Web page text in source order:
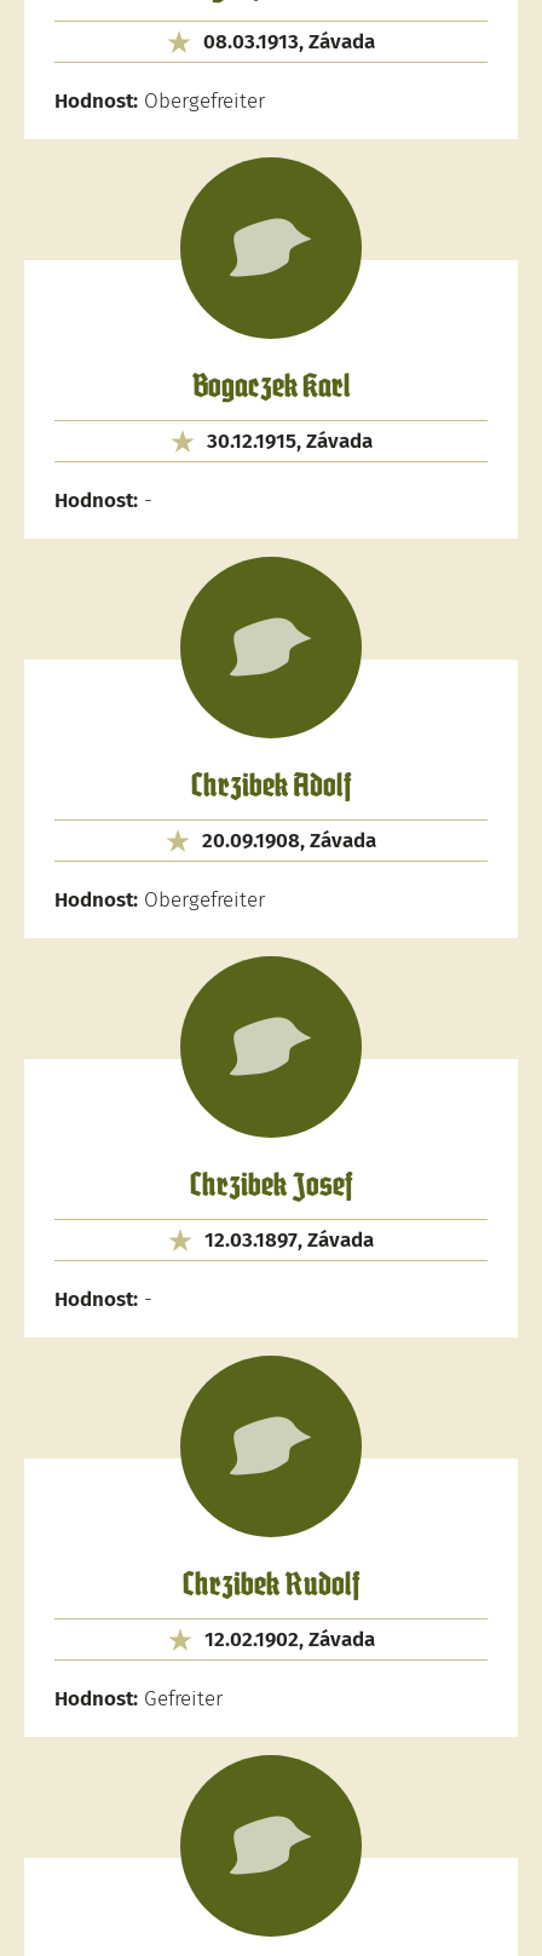
08.03.1913, Závada
Hodnost: Obergefreiter
Bogaczek Karl
30.12.1915, Závada
Hodnost: -
Chrzibek Adolf
20.09.1908, Závada
Hodnost: Obergefreiter
Chrzibek Josef
12.03.1897, Závada
Hodnost: -
Chrzibek Rudolf
12.02.1902, Závada
Hodnost: Gefreiter